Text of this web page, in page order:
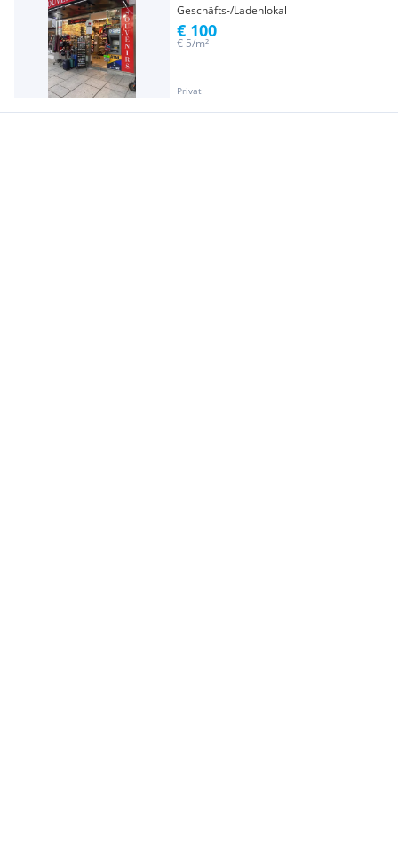
Geschäfts-/Ladenlokal
Privat
€ 5/m²
€ 100